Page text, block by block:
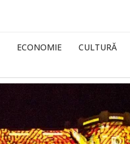
ECONOMIE CULTURĂ